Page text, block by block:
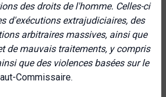
des droits de l'homme. Celles-ci
d'exécutions extrajudiciaires, des
arbitraires massives, ainsi que
de mauvais traitements, y compris
que des violences basées sur le
Commissaire.